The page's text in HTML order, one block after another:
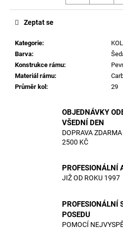
Kategorie:
Barva:
Konstrukce rámu:
Materiál rámu:
Průměr kol: 29
Zeptat se
OBJEDNÁVKY
VŠEDNÍ DEN
DOPRAVA
2500 KČ
PROFESIONÁLNÍ
JIŽ OD ROKU 1997
PROFESIONÁLNÍ
POSEDU
POMOCÍ